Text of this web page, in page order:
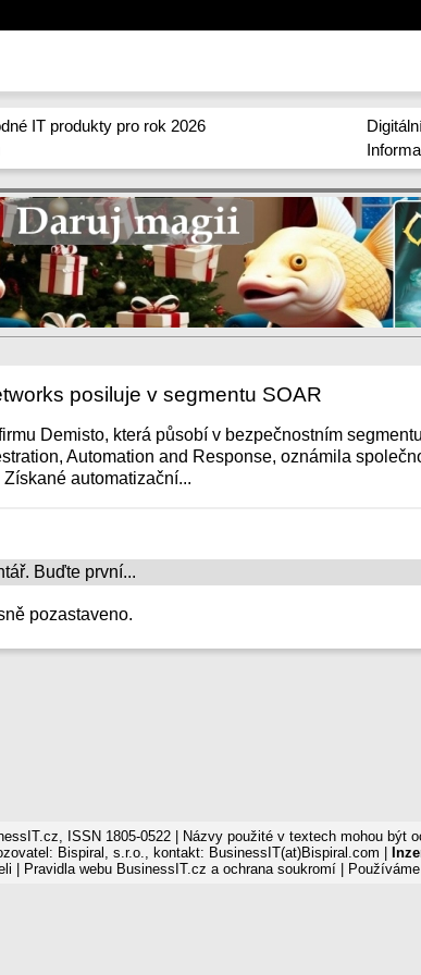
IT produkty pro rok 2026
posiluje v segmentu SOAR
Demisto, která působí v bezpečnostním
Automation and Response, oznámila
automatizační...
Buďte první...
pozastaveno.
ISSN 1805-0522 | Názvy použité v textech mohou být
Bispiral, s.r.o., kontakt: BusinessIT(at)Bispiral.com |
Pravidla webu BusinessIT.cz a ochrana soukromí| Používáme